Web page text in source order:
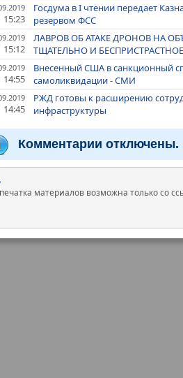
15:23
Госдума в I чтении передает
резервом ФСС
15:12
ЛАВРОВ ОБ АТАКЕ ДРОНОВ НА
ТЩАТЕЛЬНО И
14:55
Внесенный США в санкционный
самоликвидации - СМИ
14:45
РЖД готовы к расширению
инфраструктуры
Комментарии отключены.
материалов возможна только со